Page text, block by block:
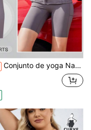
Conjunto de yoga Naked Feel para mujer con chaqueta y pantalones cortos de 13 cm: ropa de entrenamiento adelgazante para gimnasio, levantamiento de glúteos y control abdominal.